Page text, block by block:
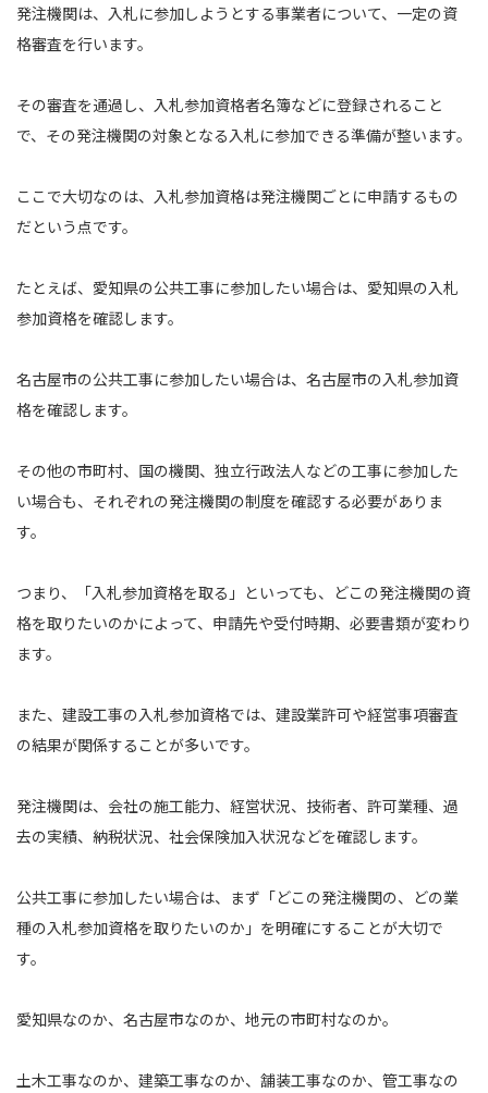
発注機関は、入札に参加しようとする事業者について、一定の資
格審査を行います。
その審査を通過し、入札参加資格者名簿などに登録されること
で、その発注機関の対象となる入札に参加できる準備が整います。
ここで大切なのは、入札参加資格は発注機関ごとに申請するもの
だという点です。
たとえば、愛知県の公共工事に参加したい場合は、愛知県の入札
参加資格を確認します。
名古屋市の公共工事に参加したい場合は、名古屋市の入札参加資
格を確認します。
その他の市町村、国の機関、独立行政法人などの工事に参加した
い場合も、それぞれの発注機関の制度を確認する必要がありま
す。
つまり、「入札参加資格を取る」といっても、どこの発注機関の資
格を取りたいのかによって、申請先や受付時期、必要書類が変わり
ます。
また、建設工事の入札参加資格では、建設業許可や経営事項審査
の結果が関係することが多いです。
発注機関は、会社の施工能力、経営状況、技術者、許可業種、過
去の実績、納税状況、社会保険加入状況などを確認します。
公共工事に参加したい場合は、まず「どこの発注機関の、どの業
種の入札参加資格を取りたいのか」を明確にすることが大切で
す。
愛知県なのか、名古屋市なのか、地元の市町村なのか。
土木工事なのか、建築工事なのか、舗装工事なのか、管工事なの